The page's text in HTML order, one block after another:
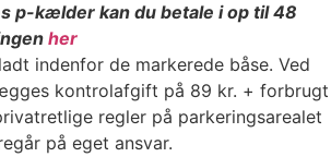
p-kælder kan du betale i op til 48
her
indenfor de markerede båse. Ved
kontrolafgift på 89 kr. + forbrugt
regler på parkeringsarealet
på eget ansvar.